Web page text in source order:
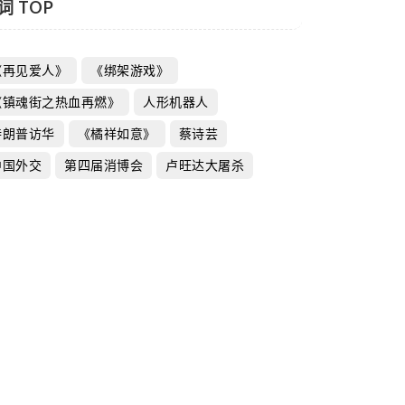
TOP
见爱人》 《绑架游戏》
魂街之热血再燃》 人形机器人
普访华 《橘祥如意》 蔡诗芸
外交 第四届消博会 卢旺达大屠杀